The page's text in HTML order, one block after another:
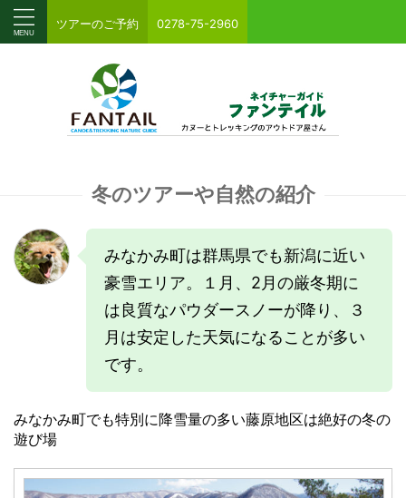
ツアーのご予約 0278-75-2960
冬のツアーや自然の紹介
みなかみ町は群馬県でも新潟に近い
豪雪エリア。１月、2月の厳冬期に
は良質なパウダースノーが降り、３
月は安定した天気になることが多い
です。
みなかみ町でも特別に降雪量の多い藤原地区は絶好の冬の
遊び場